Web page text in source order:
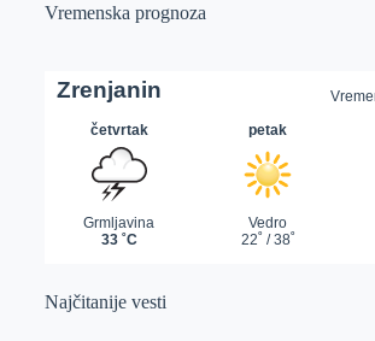
Vremenska prognoza
Najčitanije vesti